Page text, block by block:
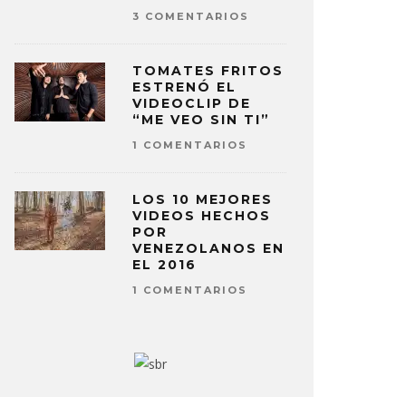
3 COMENTARIOS
TOMATES FRITOS
ESTRENÓ EL
VIDEOCLIP DE
“ME VEO SIN TI”
1 COMENTARIOS
LOS 10 MEJORES
VIDEOS HECHOS
POR
VENEZOLANOS EN
EL 2016
1 COMENTARIOS